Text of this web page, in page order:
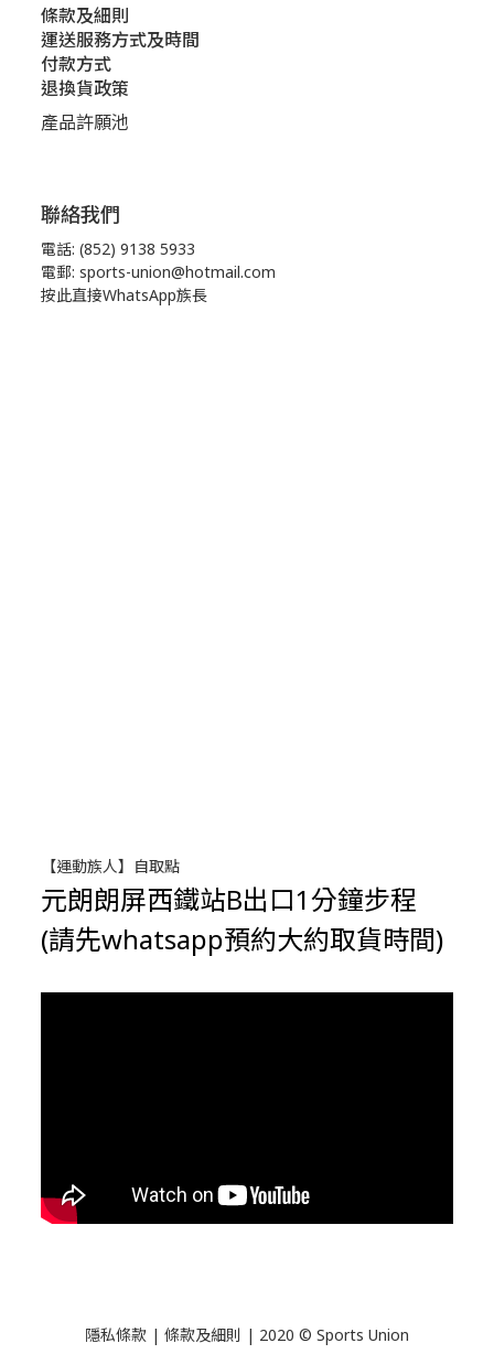
條款及細則
運送服務方式及時間
付款方式
退換貨政策
產品許願池
聯絡我們
電話: (852) 9138 5933
電郵: sports-union@hotmail.com
按此直接WhatsApp族長
【運動族人】自取點
元朗朗屏西鐵站B出口1分鐘步程
(請先whatsapp預約大約取貨時間)
隱私條款 | 條款及細則 | 2020 © Sports Union